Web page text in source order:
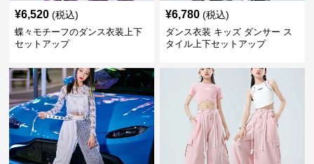
¥6,520 (税込)
蝶々モチーフのダンス衣装上下
セットアップ
¥6,780 (税込)
ダンス衣装 キッズ ダンサー ス
タイル上下セットアップ